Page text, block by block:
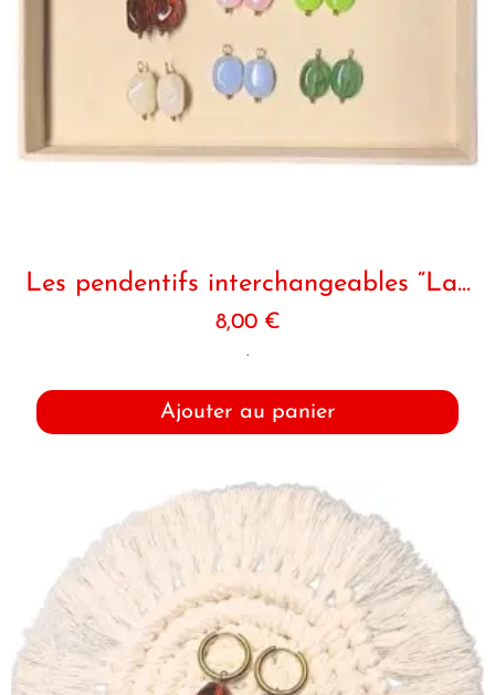
Les pendentifs interchangeables “La...
8,00 €
.
Ajouter au panier